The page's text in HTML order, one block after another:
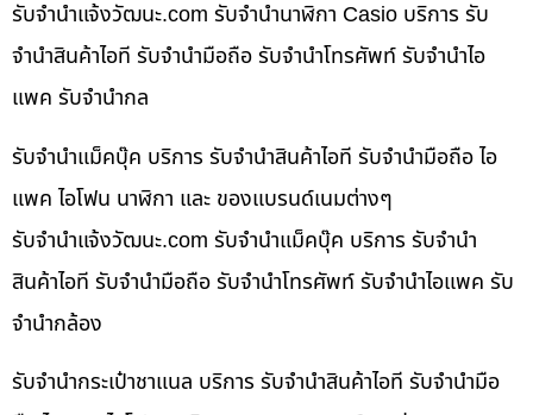
รับจํานําแจ้งวัฒนะ.com รับจำนำนาฬิกา Casio บริการ รับ
จำนำสินค้าไอที รับจำนำมือถือ รับจำนำโทรศัพท์ รับจำนำไอ
แพค รับจำนำกล
รับจำนำแม็คบุ๊ค บริการ รับจำนำสินค้าไอที รับจำนำมือถือ ไอ
แพค ไอโฟน นาฬิกา และ ของแบรนด์เนมต่างๆ
รับจํานําแจ้งวัฒนะ.com รับจำนำแม็คบุ๊ค บริการ รับจำนำ
สินค้าไอที รับจำนำมือถือ รับจำนำโทรศัพท์ รับจำนำไอแพค รับ
จำนำกล้อง
รับจำนำกระเป๋าชาแนล บริการ รับจำนำสินค้าไอที รับจำนำมือ